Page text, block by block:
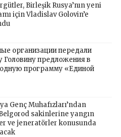
Birleşik Rusya’nın yeni
için Vladislav Golovin’e
организации передали
Головину предложения в
программу «Единой
Genç Muhafızları’ndan
sakinlerine yangın
ve jeneratörler konusunda